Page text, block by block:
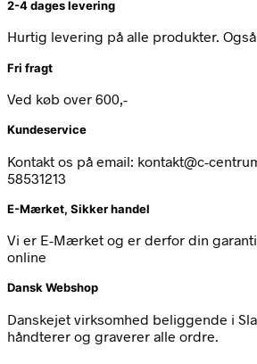
2-4 dages levering
Hurtig levering på alle produkter.
Fri fragt
Ved køb over 600,-
Kundeservice
Kontakt os på email: kontakt@c-
58531213
E-Mærket, Sikker handel
Vi er E-Mærket og er derfor din
online
Dansk Webshop
Danskejet virksomhed beliggende i
håndterer og graverer alle ordre.